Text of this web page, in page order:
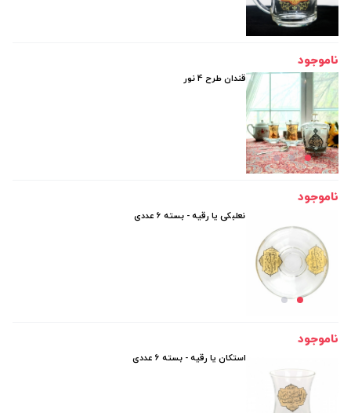
ناموجود
قندان طرح 4 نور
ناموجود
نعلبکی یا رقیه - بسته 6 عددی
ناموجود
استکان یا رقیه - بسته 6 عددی